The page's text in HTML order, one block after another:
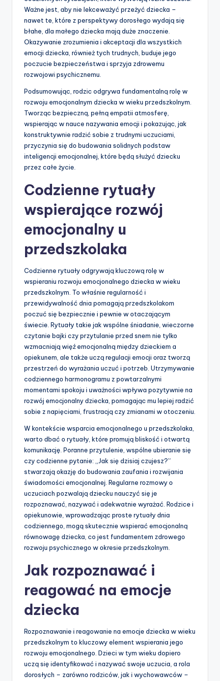
Ważne jest, aby nie lekceważyć przeżyć dziecka –
nawet te, które z perspektywy dorosłego wydają się
błahe, dla małego dziecka mają duże znaczenie.
Okazywanie zrozumienia i akceptacji dla wszystkich
emocji dziecka, również tych trudnych, buduje jego
poczucie bezpieczeństwa i sprzyja zdrowemu
rozwojowi psychicznemu.
Podsumowując, rodzic odgrywa fundamentalną rolę w
rozwoju emocjonalnym dziecka w wieku przedszkolnym.
Tworząc bezpieczną, pełną empatii atmosferę,
wspierając w nauce nazywania emocji i pokazując, jak
konstruktywnie radzić sobie z trudnymi uczuciami,
przyczynia się do budowania solidnych podstaw
inteligencji emocjonalnej, które będą służyć dziecku
przez całe życie.
Codzienne rytuały
wspierające rozwój
emocjonalny u
przedszkolaka
Codzienne rytuały odgrywają kluczową rolę w
wspieraniu rozwoju emocjonalnego dziecka w wieku
przedszkolnym. To właśnie regularność i
przewidywalność dnia pomagają przedszkolakom
poczuć się bezpiecznie i pewnie w otaczającym
świecie. Rytuały takie jak wspólne śniadanie, wieczorne
czytanie bajki czy przytulanie przed snem nie tylko
wzmacniają więź emocjonalną między dzieckiem a
opiekunem, ale także uczą regulacji emocji oraz tworzą
przestrzeń do wyrażania uczuć i potrzeb. Utrzymywanie
codziennego harmonogramu z powtarzalnymi
momentami spokoju i uważności wpływa pozytywnie na
rozwój emocjonalny dziecka, pomagając mu lepiej radzić
sobie z napięciami, frustracją czy zmianami w otoczeniu.
W kontekście wsparcia emocjonalnego u przedszkolaka,
warto dbać o rytuały, które promują bliskość i otwartą
komunikację. Poranne przytulenie, wspólne ubieranie się
czy codzienne pytanie: „Jak się dzisiaj czujesz?”
stwarzają okazję do budowania zaufania i rozwijania
świadomości emocjonalnej. Regularne rozmowy o
uczuciach pozwalają dziecku nauczyć się je
rozpoznawać, nazywać i adekwatnie wyrażać. Rodzice i
opiekunowie, wprowadzając proste rytuały dnia
codziennego, mogą skutecznie wspierać emocjonalną
równowagę dziecka, co jest fundamentem zdrowego
rozwoju psychicznego w okresie przedszkolnym.
Jak rozpoznawać i
reagować na emocje
dziecka
Rozpoznawanie i reagowanie na emocje dziecka w wieku
przedszkolnym to kluczowy element wspierania jego
rozwoju emocjonalnego. Dzieci w tym wieku dopiero
uczą się identyfikować i nazywać swoje uczucia, a rola
dorosłych – zarówno rodziców, jak i wychowawców –